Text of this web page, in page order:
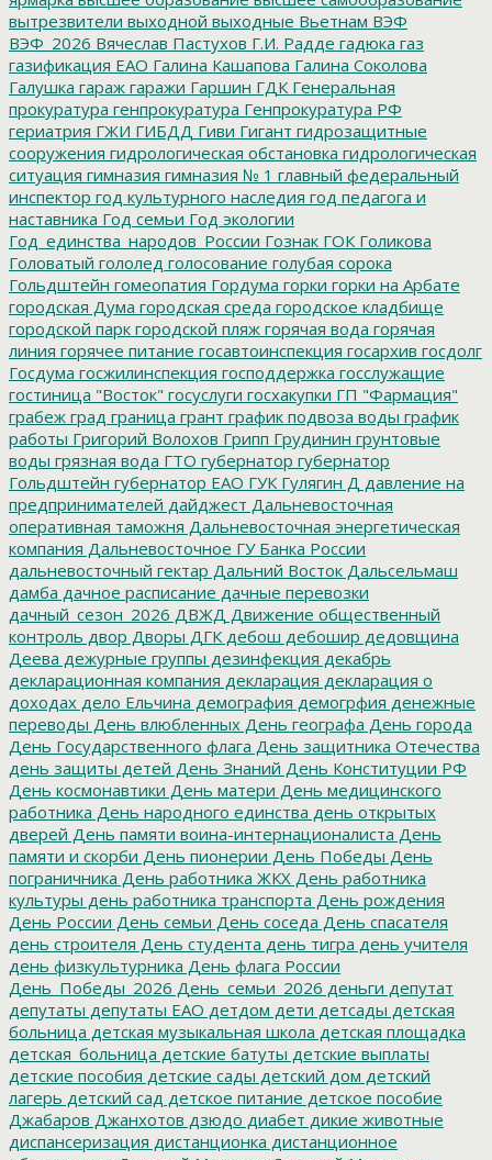
вытрезвители выходной выходные Вьетнам ВЭФ
ВЭФ_2026 Вячеслав Пастухов Г.И. Радде гадюка газ
газификация ЕАО Галина Кашапова Галина Соколова
Галушка гараж гаражи Гаршин ГДК Генеральная
прокуратура генпрокуратура Генпрокуратура РФ
гериатрия ГЖИ ГИБДД Гиви Гигант гидрозащитные
сооружения гидрологическая обстановка гидрологическая
ситуация гимназия гимназия № 1 главный федеральный
инспектор год культурного наследия год педагога и
наставника Год семьи Год экологии
Год_единства_народов_России Гознак ГОК Голикова
Головатый гололед голосование голубая сорока
Гольдштейн гомеопатия Гордума горки горки на Арбате
городская Дума городская среда городское кладбище
городской парк городской пляж горячая вода горячая
линия горячее питание госавтоинспекция госархив госдолг
Госдума госжилинспекция господдержка госслужащие
гостиница "Восток" госуслуги госхакупки ГП "Фармация"
грабеж град граница грант график подвоза воды график
работы Григорий Волохов Грипп Грудинин грунтовые
воды грязная вода ГТО губернатор губернатор
Гольдштейн губернатор ЕАО ГУК Гулягин Д давление на
предпринимателей дайджест Дальневосточная
оперативная таможня Дальневосточная энергетическая
компания Дальневосточное ГУ Банка России
дальневосточный гектар Дальний Восток Дальсельмаш
дамба дачное расписание дачные перевозки
дачный_сезон_2026 ДВЖД Движение общественный
контроль двор Дворы ДГК дебош дебошир дедовщина
Деева дежурные группы дезинфекция декабрь
декларационная компания декларация декларация о
доходах дело Ельчина демография демогрфия денежные
переводы День влюбленных День географа День города
День Государственного флага День защитника Отечества
день защиты детей День Знаний День Конституции РФ
День космонавтики День матери День медицинского
работника День народного единства день открытых
дверей День памяти воина-интернационалиста День
памяти и скорби День пионерии День Победы День
пограничника День работника ЖКХ День работника
культуры день работника транспорта День рождения
День России День семьи День соседа День спасателя
день строителя День студента день тигра день учителя
день физкультурника День флага России
День_Победы_2026 День_семьи_2026 деньги депутат
депутаты депутаты ЕАО детдом дети детсады детская
больница детская музыкальная школа детская площадка
детская_больница детские батуты детские выплаты
детские пособия детские сады детский дом детский
лагерь детский сад детское питание детское пособие
Джабаров Джанхотов дзюдо диабет дикие животные
диспансеризация дистанционка дистанционное